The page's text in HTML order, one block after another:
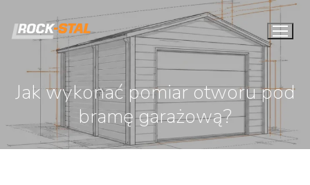
Jak wykonać pomiar otworu pod
bramę garażową?